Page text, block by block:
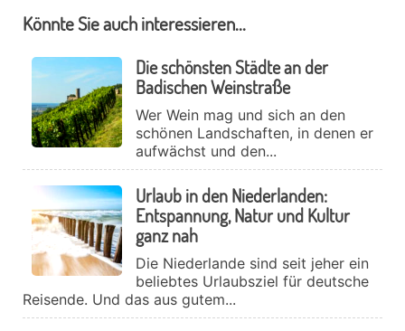
Könnte Sie auch interessieren...
Die schönsten Städte an der
Badischen Weinstraße
Wer Wein mag und sich an den
schönen Landschaften, in denen er
aufwächst und den...
Urlaub in den Niederlanden:
Entspannung, Natur und Kultur
ganz nah
Die Niederlande sind seit jeher ein
beliebtes Urlaubsziel für deutsche
Reisende. Und das aus gutem...